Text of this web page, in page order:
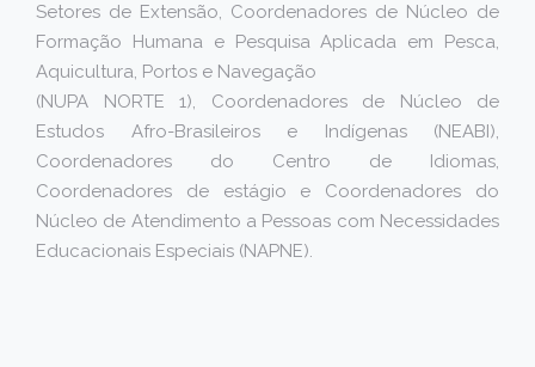
Setores de Extensão, Coordenadores de Núcleo de
Formação Humana e Pesquisa Aplicada em Pesca,
Aquicultura, Portos e Navegação
(NUPA NORTE 1), Coordenadores de Núcleo de
Estudos Afro-Brasileiros e Indígenas (NEABI),
Coordenadores do Centro de Idiomas,
Coordenadores de estágio e Coordenadores do
Núcleo de Atendimento a Pessoas com Necessidades
Educacionais Especiais (NAPNE).